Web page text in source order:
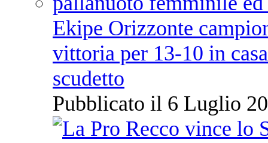
Ekipe Orizzonte
vittoria per 13-10 in
scudetto
Pubblicato il 6 Luglio